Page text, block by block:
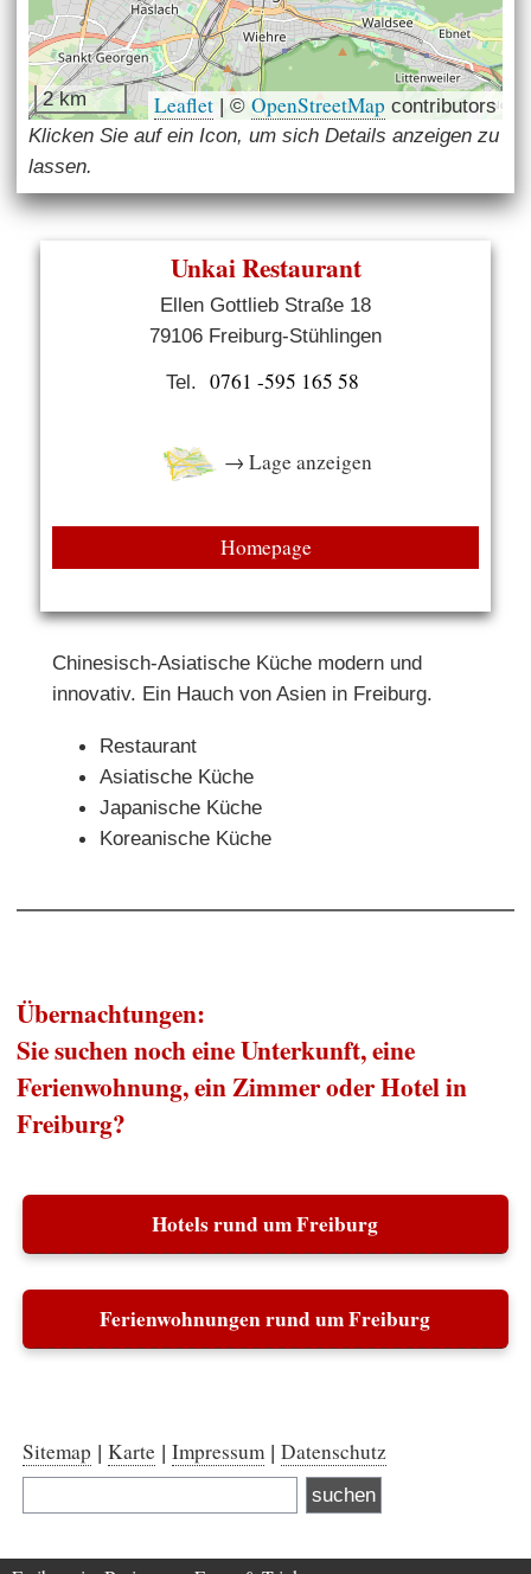
2 km Leaflet | © OpenStreetMap contributors
Klicken Sie auf ein Icon, um sich Details anzeigen zu
lassen.
Unkai Restaurant
Ellen Gottlieb Straße 18
79106 Freiburg-Stühlingen
Tel. 0761 -595 165 58
→ Lage anzeigen
Homepage
Chinesisch-Asiatische Küche modern und
innovativ. Ein Hauch von Asien in Freiburg.
Restaurant
Asiatische Küche
Japanische Küche
Koreanische Küche
Übernachtungen:
Sie suchen noch eine Unterkunft, eine
Ferienwohnung, ein Zimmer oder Hotel in
Freiburg?
Hotels rund um Freiburg
Ferienwohnungen rund um Freiburg
Sitemap |Karte |Impressum |Datenschutz